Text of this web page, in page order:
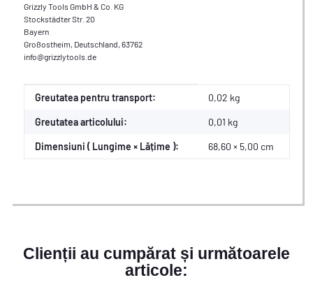
Grizzly Tools GmbH & Co. KG
Stockstädter Str. 20
Bayern
Großostheim, Deutschland, 63762
info@grizzlytools.de
#productDetails.itemInformation#
#productDetails.itemValue#
Greutatea pentru transport: 0,02 kg
Greutatea articolului: 0,01 kg
Dimensiuni ( Lungime × Lățime ): 68,60 × 5,00 cm
Clienții au cumpărat și următoarele
articole: